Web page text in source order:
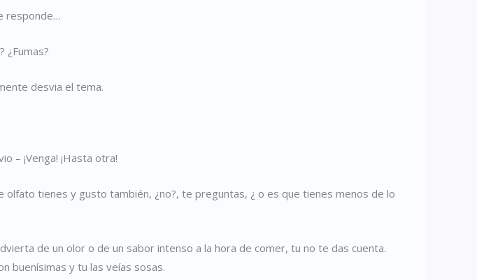
responde…
¿Fumas?
desvia el tema.
– ¡Venga! ¡Hasta otra!
tienes y gusto también, ¿no?, te preguntas, ¿ o es que tienes menos de lo
de un olor o de un sabor intenso a la hora de comer, tu no te das cuenta.
buenísimas y tu las veías sosas.